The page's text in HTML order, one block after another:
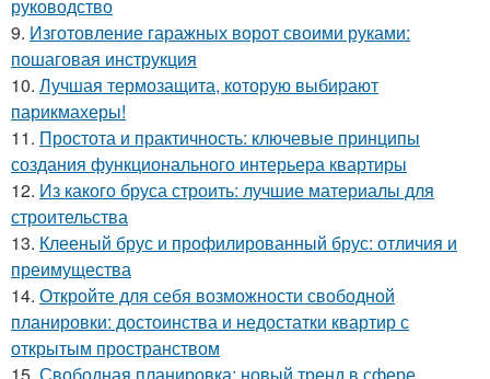
руководство
9. Изготовление гаражных ворот своими руками:
пошаговая инструкция
10. Лучшая термозащита, которую выбирают
парикмахеры!
11. Простота и практичность: ключевые принципы
создания функционального интерьера квартиры
12. Из какого бруса строить: лучшие материалы для
строительства
13. Клееный брус и профилированный брус: отличия и
преимущества
14. Откройте для себя возможности свободной
планировки: достоинства и недостатки квартир с
открытым пространством